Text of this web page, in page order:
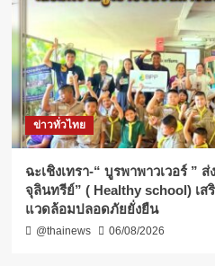
ข่าวทั่วไทย
ฉะเชิงเทรา-​“ บูรพาพาวเวอร์ ”
จุลินทรีย์” ( Healthy school) เส
แวดล้อมปลอดภัยยั่งยืน
@thainews 06/08/2026